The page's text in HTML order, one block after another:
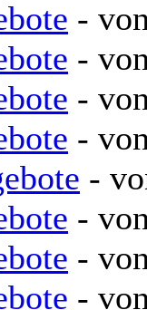
-
-
-
-
-
-
-
-